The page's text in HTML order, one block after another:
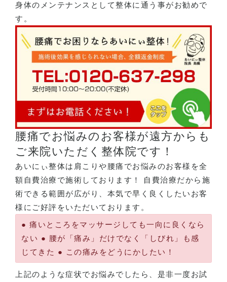
身体のメンテナンスとして整体に通う事がお勧めで
す。
腰痛でお悩みのお客様が遠方からも
ご来院いただく整体院です！
あいにぃ整体は肩こりや腰痛でお悩みのお客様を全
額自費治療で施術しております！ 自費治療だから施
術できる範囲が広がり、本気で早く良くしたいお客
様にご好評をいただいております。
● 痛いところをマッサージしても一向に良くなら
ない ● 腰が「痛み」だけでなく「しびれ」も感
じてきた ● この痛みをどうにかしたい！
上記のような症状でお悩みでしたら、是非一度お試